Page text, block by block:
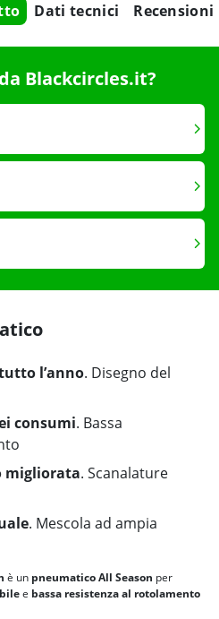
Dati tecnici Recensioni
Blackcircles.it?
l’anno. Disegno del
consumi. Bassa
migliorata. Scanalature
. Mescola ad ampia
è un pneumatico All Season per
e bassa resistenza al rotolamento